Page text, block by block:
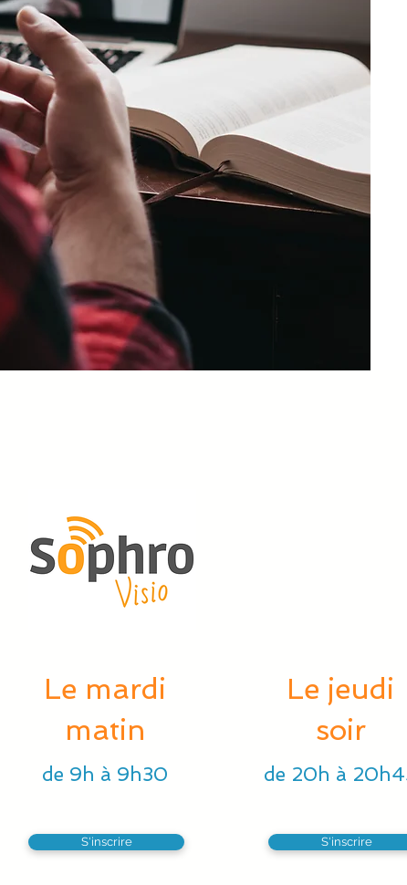
Le mardi
matin
de 9h à 9h30
Le jeudi
soir
de 20h à
S'inscrire S'inscrire